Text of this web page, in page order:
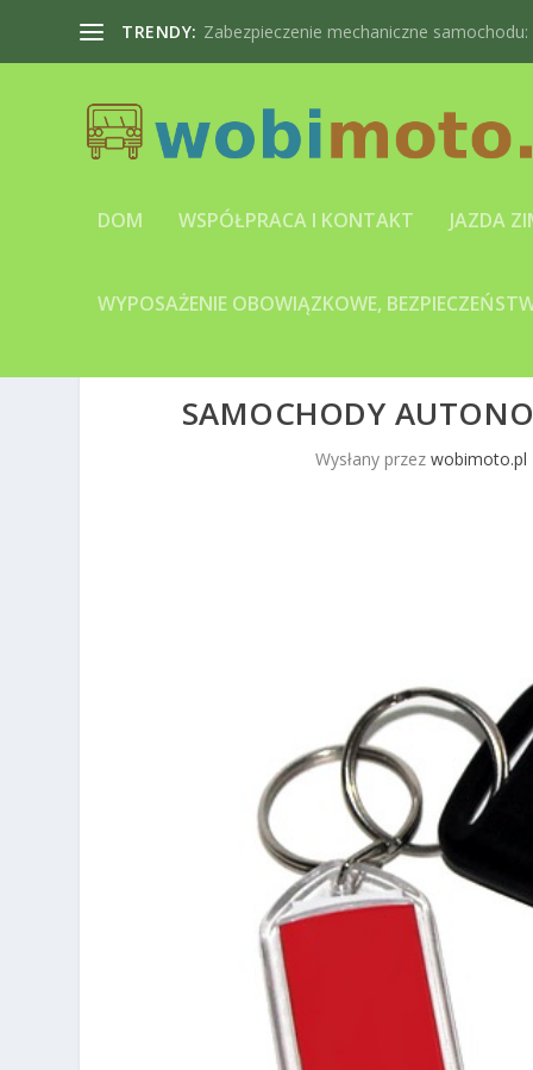
TRENDY: Zabezpieczenie mechaniczne samochodu:
DOM WSPÓŁPRACA I KONTAKT JAZDA
WYPOSAŻENIE OBOWIĄZKOWE,
SAMOCHODY
Wysłany przez wobimoto.pl